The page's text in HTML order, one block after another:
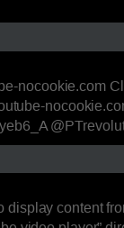
nocookie.com
display content